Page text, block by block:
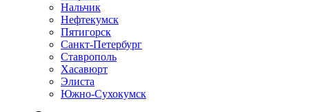
Нальчик
Нефтекумск
Пятигорск
Санкт-Петербург
Ставрополь
Хасавюрт
Элиста
Южно-Сухокумск